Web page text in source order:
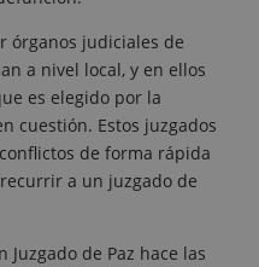
órganos judiciales de
a nivel local, y en ellos
es elegido por la
cuestión. Estos juzgados
de forma rápida
a un juzgado de
Juzgado de Paz hace las